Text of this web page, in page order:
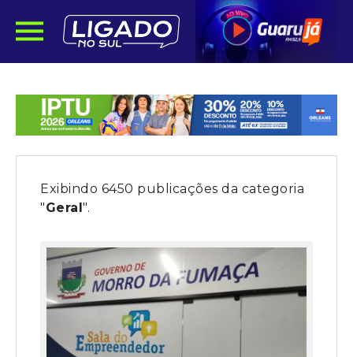
Exibindo 6450 publicações da categoria
"Geral".